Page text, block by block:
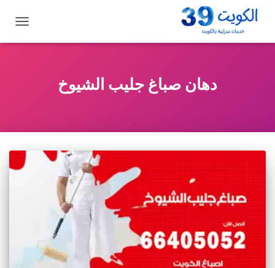
التنقل
دهان صباغ جليب الشيوخ